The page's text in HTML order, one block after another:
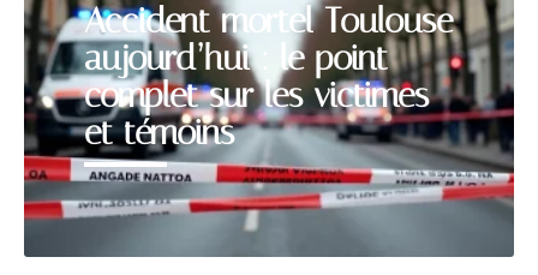
Accident mortel Toulouse
aujourd’hui : le point
complet sur les victimes
et témoins